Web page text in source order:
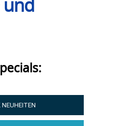
und
NEUHEITEN